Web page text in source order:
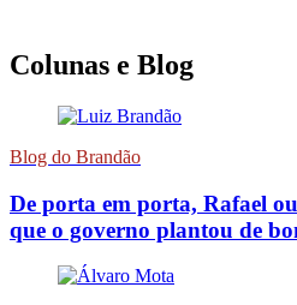
Colunas e Blog
Blog do Brandão
De porta em porta, Rafael
que o governo plantou de